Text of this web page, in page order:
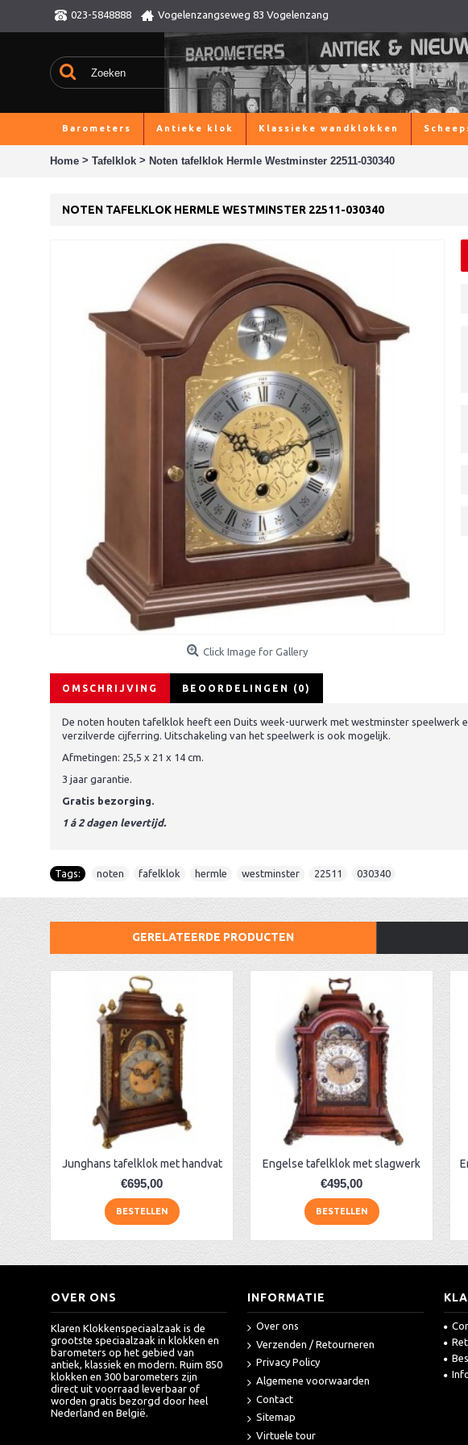
023-5848888 Vogelenzangseweg 83 Vogelenzang
Barometers Antieke klok Klassieke wandklokken
Home > Tafelklok > Noten tafelklok Hermle Westminster 22511-030340
NOTEN TAFELKLOK HERMLE WESTMINSTER 22511-030340
Click Image for Gallery
OMSCHRIJVING BEOORDELINGEN (0)
De noten houten tafelklok heeft een Duits week-uurwerk met westminster
verzilverde cijferring. Uitschakeling van het speelwerk is ook mogelijk.
Afmetingen: 25,5 x 21 x 14 cm.
3 jaar garantie.
Gratis bezorging.
1 á 2 dagen levertijd.
Tags: noten fafelklok hermle westminster 22511 030340
GERELATEERDE PRODUCTEN
Junghans tafelklok met handvat
€695,00
BESTELLEN
Engelse tafelklok met slagwerk
€495,00
BESTELLEN
OVER ONS
Klaren Klokkenspeciaalzaak is de
grootste speciaalzaak in klokken en
barometers op het gebied van
antiek, klassiek en modern. Ruim 850
klokken en 300 barometers zijn
direct uit voorraad leverbaar of
worden gratis bezorgd door heel
Nederland en België.
INFORMATIE
Over ons
Verzenden / Retourneren
Privacy Policy
Algemene voorwaarden
Contact
Sitemap
Virtuele tour